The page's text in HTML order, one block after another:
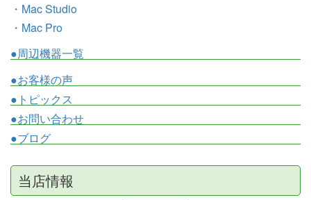
・Mac Studio
・Mac Pro
●周辺機器一覧
●お客様の声
●トピックス
●お問い合わせ
●ブログ
当店情報